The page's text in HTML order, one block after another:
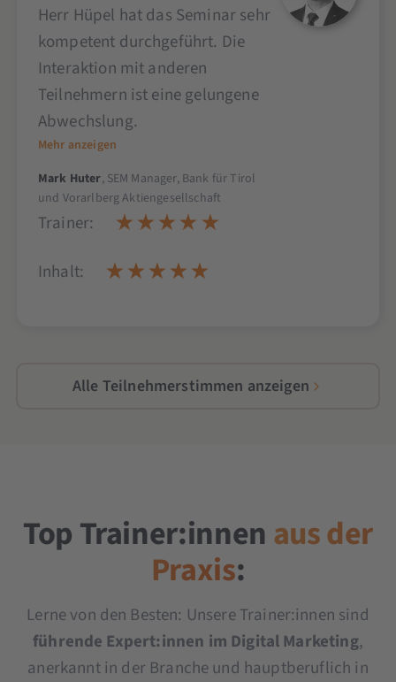
Herr Hüpel hat das Seminar sehr
kompetent durchgeführt. Die
Interaktion mit anderen
Teilnehmern ist eine gelungene
Abwechslung.
Mehr anzeigen
Mark Huter, SEM Manager, Bank für Tirol
und Vorarlberg Aktiengesellschaft
Trainer:
Inhalt:
Alle Teilnehmerstimmen anzeigen
Top Trainer:innenaus der
Praxis:
Lerne von den Besten: Unsere Trainer:innen sind
führende Expert:innen im Digital Marketing,
anerkannt in der Branche und hauptberuflich in